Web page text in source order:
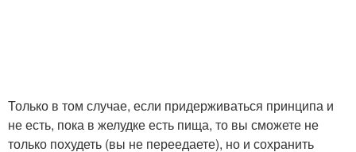
Только в том случае, если придерживаться принципа и
не есть, пока в желудке есть пища, то вы сможете не
только похудеть (вы не переедаете), но и сохранить